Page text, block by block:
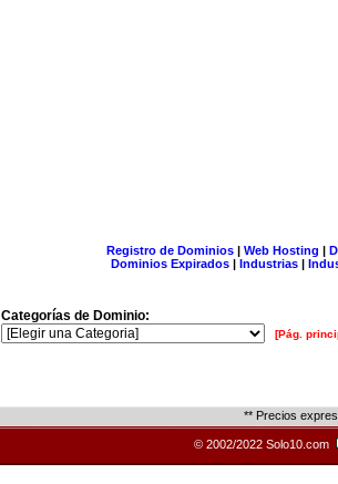
Registro de Dominios| Web Hosting |
Dominios Expirados | Industrias |
Categorías de Dominio:
[Pág.
** Precios
© 2002/2022 Solo10.com